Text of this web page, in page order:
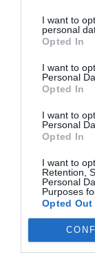
I want to
personal
Opted In
I want to
Personal
Opted In
I want to
Personal
Opted In
I want to
Retention,
Personal
Purposes
Opted Out
Argumentos
Eclipse
tendrás